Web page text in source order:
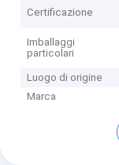
Certificazione
Imballaggi
particolari
Luogo di origine
Marca